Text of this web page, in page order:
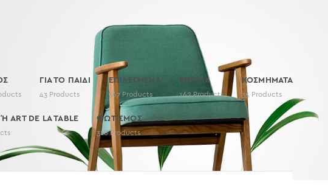
ΓΙΑ ΤΟ ΠΑΙΔΙ
43 Products
ΕΠΙΛΕΓΜΕΝΑ
367 Products
ΕΠΙΠΛΑ
162 Products
ΚΟΣΜΗΜΑΤΑ
35 Products
ART DE LA TABLE ΦΩΤΙΣΜΟΣ
318 Products